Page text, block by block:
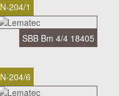
N-204/1
SBB Bm 4/4 18405
N-204/6